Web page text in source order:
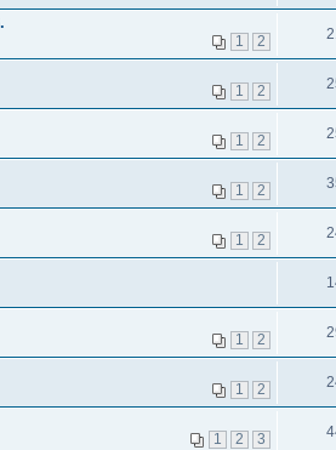
1 2
1 2
1 2
1 2
1 2
1 2
1 2
1 2 3